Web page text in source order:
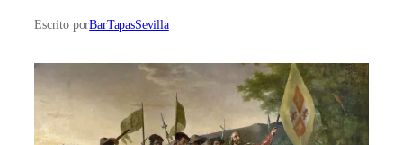
Escrito porBarTapasSevilla